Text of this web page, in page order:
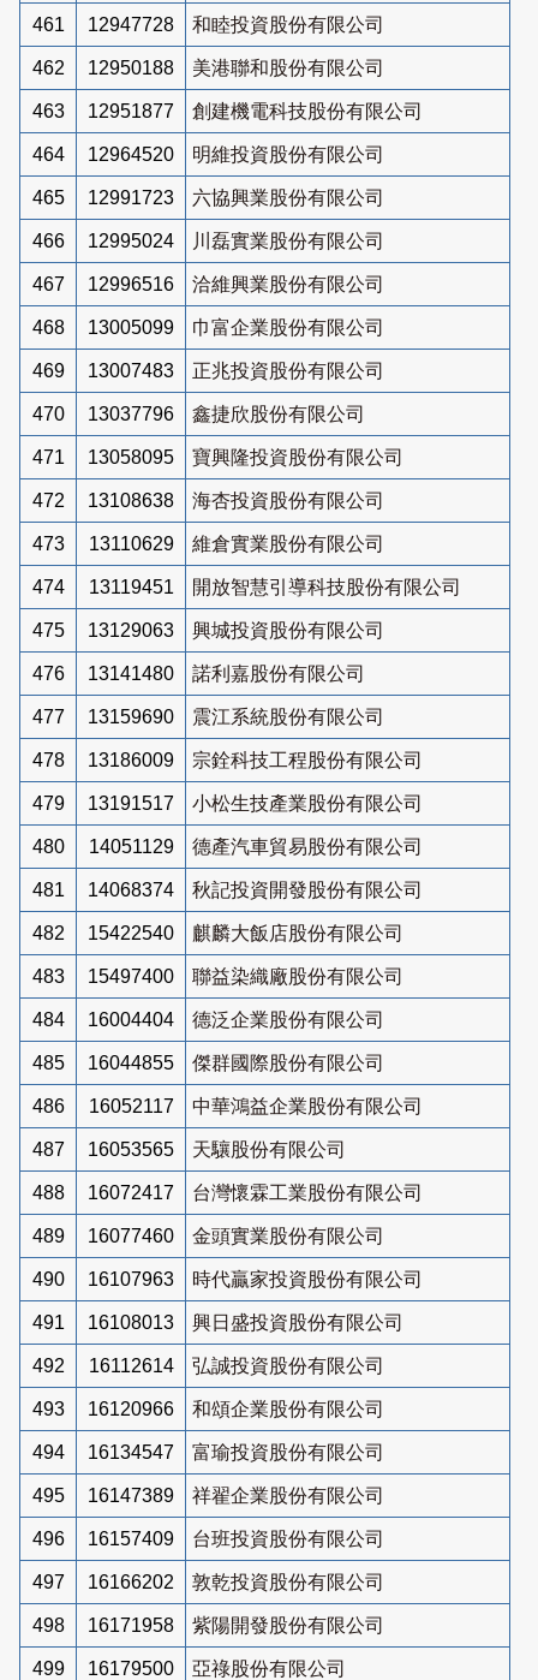
461 12947728 和睦投資股份有限公司
462 12950188 美港聯和股份有限公司
463 12951877 創建機電科技股份有限公司
464 12964520 明維投資股份有限公司
465 12991723 六協興業股份有限公司
466 12995024 川磊實業股份有限公司
467 12996516 洽維興業股份有限公司
468 13005099 巾富企業股份有限公司
469 13007483 正兆投資股份有限公司
470 13037796 鑫捷欣股份有限公司
471 13058095 寶興隆投資股份有限公司
472 13108638 海杏投資股份有限公司
473 13110629 維倉實業股份有限公司
474 13119451 開放智慧引導科技股份有限公司
475 13129063 興城投資股份有限公司
476 13141480 諾利嘉股份有限公司
477 13159690 震江系統股份有限公司
478 13186009 宗銓科技工程股份有限公司
479 13191517 小松生技產業股份有限公司
480 14051129 德產汽車貿易股份有限公司
481 14068374 秋記投資開發股份有限公司
482 15422540 麒麟大飯店股份有限公司
483 15497400 聯益染織廠股份有限公司
484 16004404 德泛企業股份有限公司
485 16044855 傑群國際股份有限公司
486 16052117 中華鴻益企業股份有限公司
487 16053565 天驤股份有限公司
488 16072417 台灣懷霖工業股份有限公司
489 16077460 金頭實業股份有限公司
490 16107963 時代贏家投資股份有限公司
491 16108013 興日盛投資股份有限公司
492 16112614 弘誠投資股份有限公司
493 16120966 和頌企業股份有限公司
494 16134547 富瑜投資股份有限公司
495 16147389 祥翟企業股份有限公司
496 16157409 台班投資股份有限公司
497 16166202 敦乾投資股份有限公司
498 16171958 紫陽開發股份有限公司
499 16179500 亞祿股份有限公司